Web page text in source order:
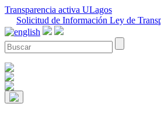
Transparencia activa ULagos
Solicitud de Información Ley de